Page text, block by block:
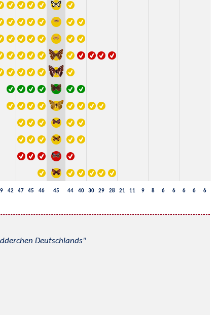
42 47 45 46 45 44 40 30 29 28 21 11 9 8 6 6 6 6 6
Deutschlands